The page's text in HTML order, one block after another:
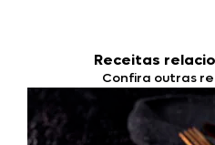
Receitas
Confira outras